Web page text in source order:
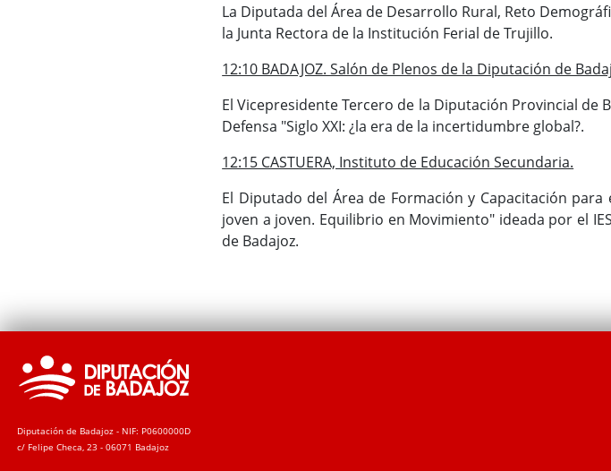
La Diputada del Área de Desarrollo Rural, Reto
la Junta Rectora de la Institución Ferial de Trujillo.
12:10 BADAJOZ. Salón de Plenos de la Diputación de
El Vicepresidente Tercero de la Diputación Provincial de
Defensa "Siglo XXI: ¿la era de la incertidumbre global?.
12:15 CASTUERA, Instituto de Educación Secundaria.
El Diputado del Área de Formación y Capacitación
joven a joven. Equilibrio en Movimiento" ideada por el
de Badajoz.
Diputación de Badajoz - NIF: P0600000D
c/ Felipe Checa, 23 - 06071 Badajoz